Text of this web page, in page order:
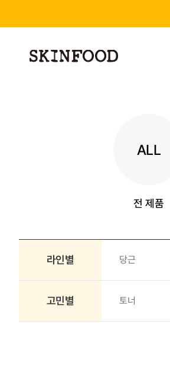
ALL
전 제품
라인별 당근
고민별 토너